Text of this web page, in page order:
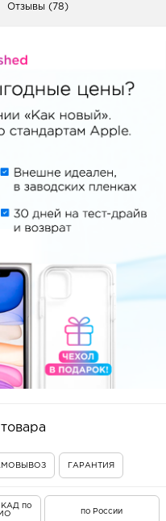
Отзывы (78)
ГАРАНТИЯ
по
по России